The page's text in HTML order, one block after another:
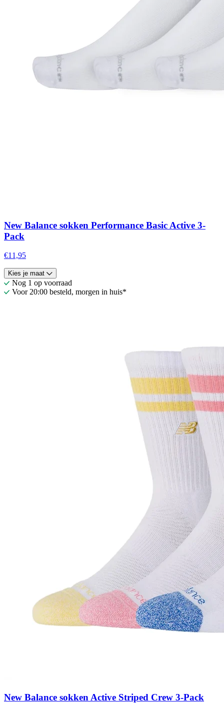
New Balance sokken Performance Basic Active 3-
Pack
€11,95
Kies je maat
Nog 1 op voorraad
Voor 20:00 besteld, morgen in huis*
New Balance sokken Active Striped Crew 3-Pack